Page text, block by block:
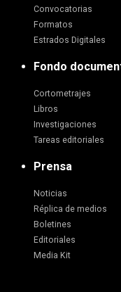
Convocatorias
Formatos
Estrados Digitales
Fondo
Cortometrajes
Libros
Investigaciones
Tareas editoriales
Prensa
Noticias
Réplica de medios
Boletines
Editoriales
Media Kit